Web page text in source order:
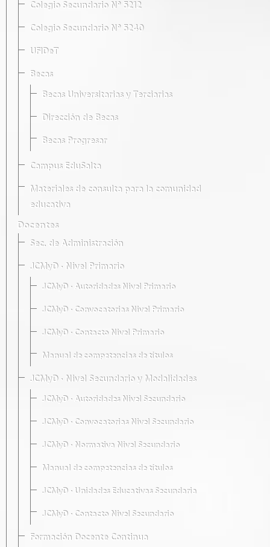
Colegio Secundario Nº 5212
Colegio Secundario Nº 5240
UFIDeT
Becas
Becas Universitarias y Terciarias
Dirección de Becas
Becas Progresar
Campus EduSalta
Materiales de consulta para la comunidad
educativa
Docentes
Sec. de Administración
JCMyD · Nivel Primario
JCMyD · Autoridades Nivel Primario
JCMyD · Convocatorias Nivel Primario
JCMyD · Contacto Nivel Primario
Manual de competencias de títulos
JCMyD · Nivel Secundario y Modalidades
JCMyD · Autoridades Nivel Secundario
JCMyD · Convocatorias Nivel Secundario
JCMyD · Normativa Nivel Secundario
Manual de competencias de títulos
JCMyD · Unidades Educativas Secundaria
JCMyD · Contacto Nivel Secundario
Formación Docente Continua